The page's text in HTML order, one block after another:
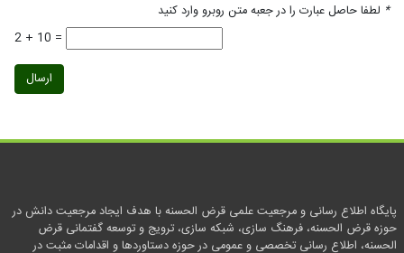
* لطفا حاصل عبارت را در جعبه متن روبرو وارد کنید
2 + 10 =
ارسال
پایگاه اطلاع رسانی و مرجعیت علمی قرض الحسنه با هدف ایجاد مرجعیت دانش در
حوزه قرض الحسنه، فرهنگ سازی، شبکه سازی، ترویج و توسعه گفتمانی قرض
الحسنه، اطلاع رسانی تخصصی و عمومی در حوزه دستاوردها و اقدامات مثبت در